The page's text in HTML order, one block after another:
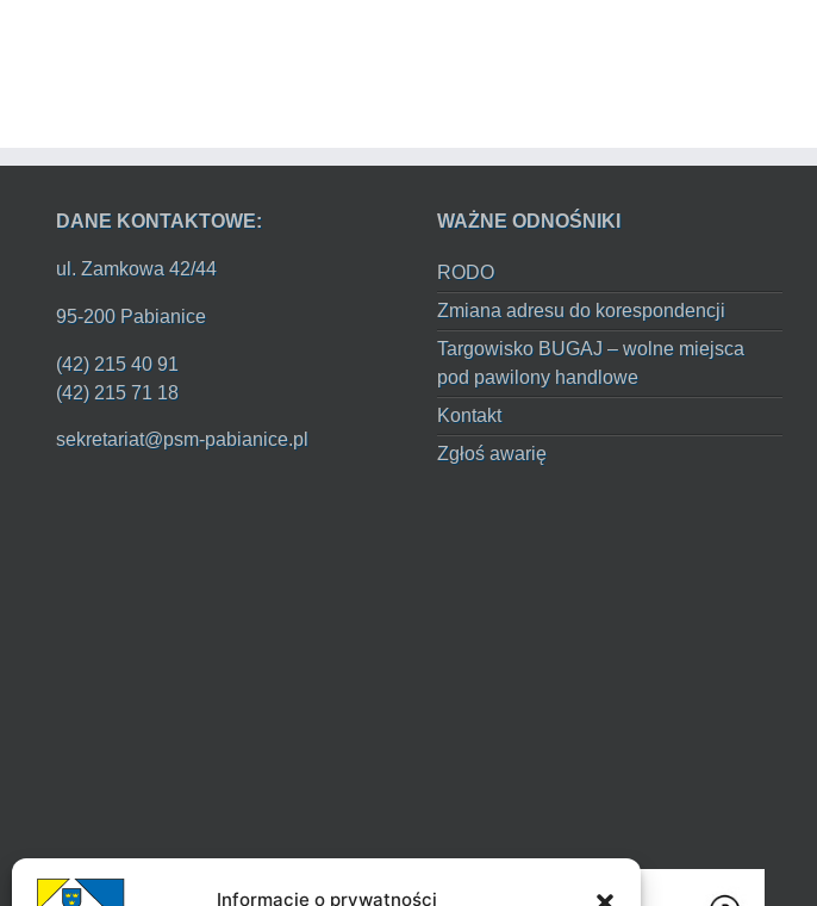
Informacje o prywatności
DANE KONTAKTOWE:
ul. Zamkowa 42/44
95-200 Pabianice
(42) 215 40 91
(42) 215 71 18
sekretariat@psm-pabianice.pl
WAŻNE ODNOŚNIKI
RODO
Zmiana adresu do korespondencji
Targowisko BUGAJ – wolne miejsca
pod pawilony handlowe
Kontakt
Zgłoś awarię